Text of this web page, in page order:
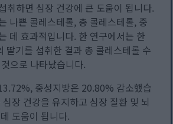
취하면 심장 건강에 큰 도움이 됩니다.
나쁜 콜레스테롤, 총 콜레스테롤, 중
데 효과적입니다. 한 연구에서는 한
딸기를 섭취한 결과 총 콜레스테롤 수
으로 나타났습니다.
중성지방은 20.80% 감소했습
장 건강을 유지하고 심장 질환 및 뇌
도움이 됩니다.